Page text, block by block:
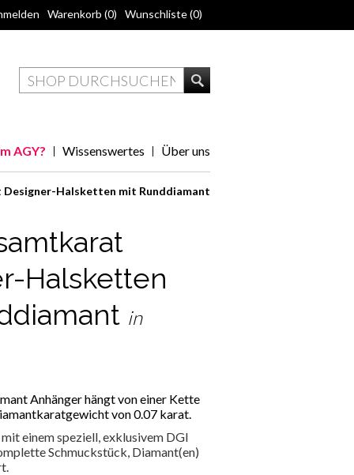
Warenkorb (0) Wunschliste(0)
Über uns
Wissenswertes
AGY?
Designer-Halsketten mit Runddiamant
Halsketten
in
Anhänger hängt von einer Kette
von 0.07 karat.
einem speziell, exklusivem DGI
Schmuckstück, Diamant(en)